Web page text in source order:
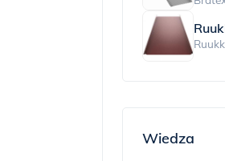
Wiedza